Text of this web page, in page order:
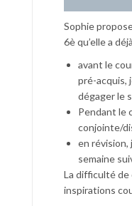
Sophie
6è qu’elle a
avant le
pré-acquis,
dégager le
Pendant le
conjointe/
en révision,
semaine
La difficulté de
inspirations